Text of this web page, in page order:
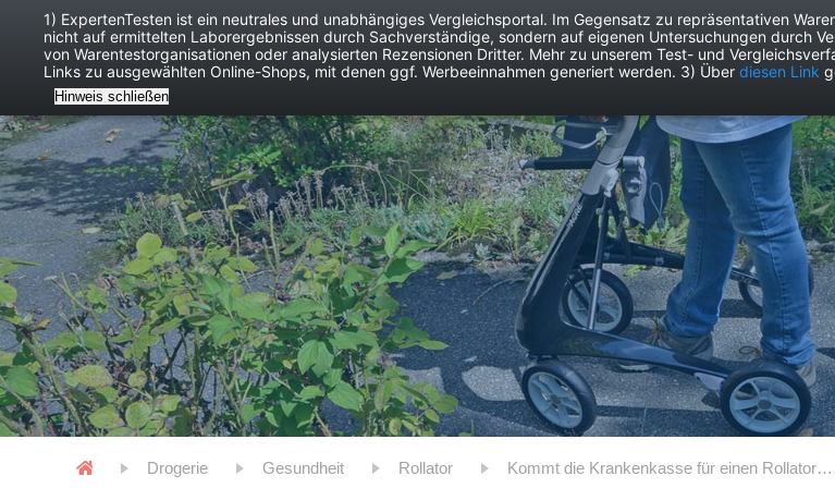
Baby Digitales Drogerie Elektronik Freizeit Garten
1) ExpertenTesten ist ein neutrales und unabhängiges Vergleichsportal. Im Gegensatz zu repräsentativen
nicht auf ermittelten Laborergebnissen durch Sachverständige, sondern auf eigenen Untersuchungen durch
von Warentestorganisationen oder analysierten Rezensionen Dritter. Mehr zu unserem Test- und
Links zu ausgewählten Online-Shops, mit denen ggf. Werbeeinnahmen generiert werden. 3) Überdiesen Link
Hinweis schließen
Drogerie Gesundheit Rollator Kommt die Krankenkasse für einen Rollator auf?